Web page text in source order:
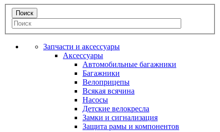
Запчасти и аксессуары
Аксессуары
Автомобильные багажники
Багажники
Велоприцепы
Всякая всячина
Насосы
Детские велокресла
Замки и сигнализация
Защита рамы и компонентов